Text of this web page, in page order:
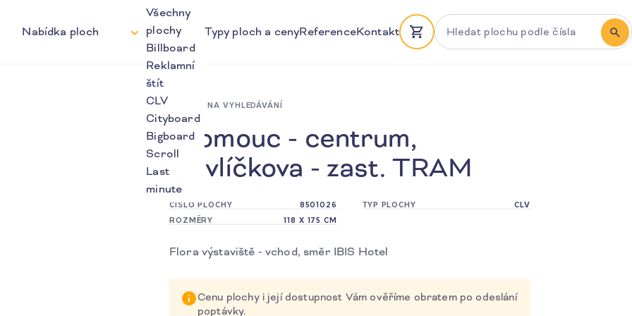
Nabídka ploch
Všechny
plochy
Billboard
Reklamní
štít
CLV
Cityboard
Bigboard
Scroll
Last
minute
Typy ploch a cenyReferenceKontakt
ZPĚT NA VYHLEDÁVÁNÍ
Olomouc - centrum,
Havlíčkova - zast. TRAM
ČÍSLO PLOCHY 8501026 TYP PLOCHY
CLV
ROZMĚRY
118 X 175 CM
Flora výstaviště - vchod, směr IBIS Hotel
Cenu plochy i její dostupnost Vám ověříme obratem po odeslání
poptávky.